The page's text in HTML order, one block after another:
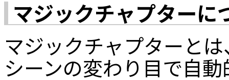
マジックチャプターに
マジックチャプターと
シーンの変わり目で自